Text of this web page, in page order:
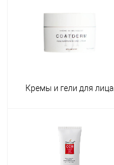
Кремы и гели для лица